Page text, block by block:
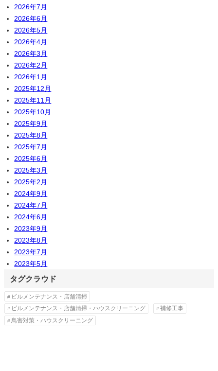
2026年7月
2026年6月
2026年5月
2026年4月
2026年3月
2026年2月
2026年1月
2025年12月
2025年11月
2025年10月
2025年9月
2025年8月
2025年7月
2025年6月
2025年3月
2025年2月
2024年9月
2024年7月
2024年6月
2023年9月
2023年8月
2023年7月
2023年5月
タグクラウド
ビルメンテナンス・店舗清掃
ビルメンテナンス・店舗清掃・ハウスクリーニング
補修工事
鳥害対策・ハウスクリーニング